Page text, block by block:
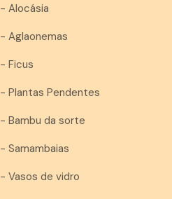
- Alocásia
- Aglaonemas
- Ficus
- Plantas Pendentes
- Bambu da sorte
- Samambaias
- Vasos de vidro